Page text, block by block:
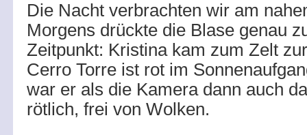
Die Nacht verbrachten wir am
Morgens drückte die Blase genau
Zeitpunkt: Kristina kam zum Zelt
Cerro Torre ist rot im
war er als die Kamera dann auch
rötlich, frei von Wolken.